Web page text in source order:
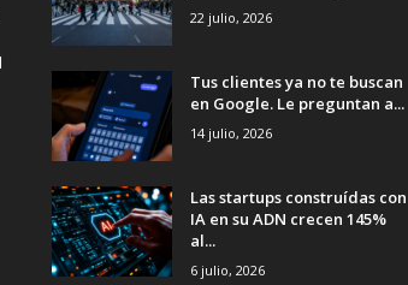
22 julio, 2026
Tus clientes ya no te buscan
en Google. Le preguntan a...
14 julio, 2026
Las startups construídas con
IA en su ADN crecen 145%
al...
6 julio, 2026